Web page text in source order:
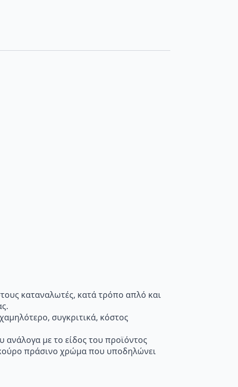
καταναλωτές, κατά τρόπο απλό και
συγκριτικά, κόστος
ανάλογα με το είδος του προϊόντος
πράσινο χρώμα που υποδηλώνει